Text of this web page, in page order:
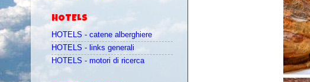
HOTELS
HOTELS - catene alberghiere
HOTELS - links generali
HOTELS - motori di ricerca